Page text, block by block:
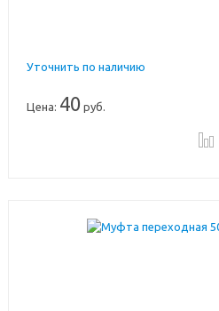
Уточнить по наличию
Цена: 40 руб.